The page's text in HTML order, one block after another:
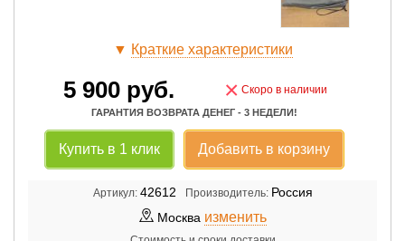
▼ Краткие характеристики
5 900руб. × Скоро в наличии
ГАРАНТИЯ ВОЗВРАТА ДЕНЕГ - 3 НЕДЕЛИ!
Купить в 1 клик Добавить в корзину
Артикул: 42612 Производитель: Россия
Москва изменить